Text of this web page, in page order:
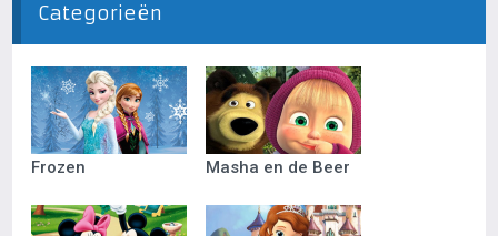
Categorieën
Frozen Masha en de Beer